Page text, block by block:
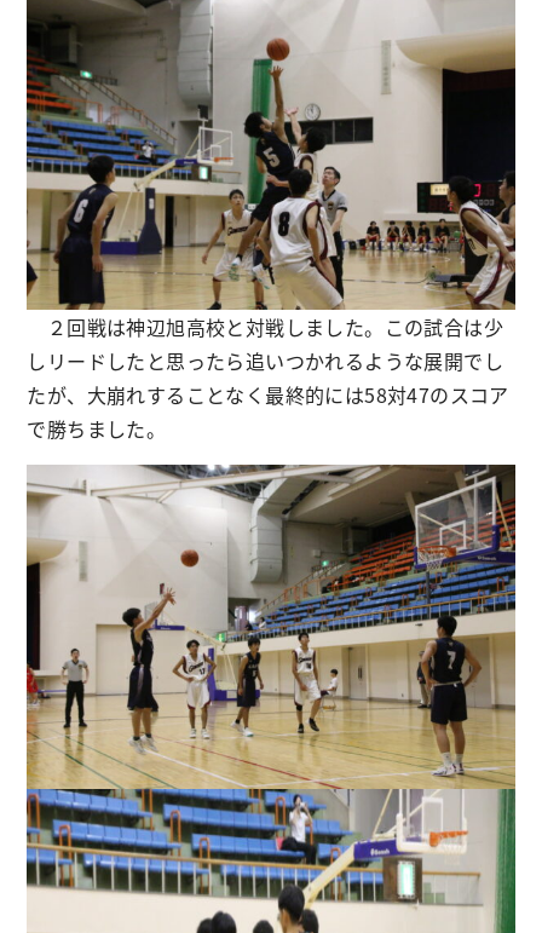
２回戦は神辺旭高校と対戦しました。この試合は少
しリードしたと思ったら追いつかれるような展開でし
たが、大崩れすることなく最終的には58対47のスコア
で勝ちました。